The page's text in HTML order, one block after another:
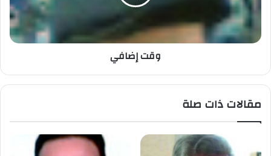
وقت إضافي
مقالات ذات صلة